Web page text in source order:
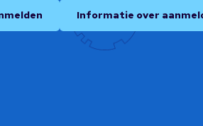
Informatie over